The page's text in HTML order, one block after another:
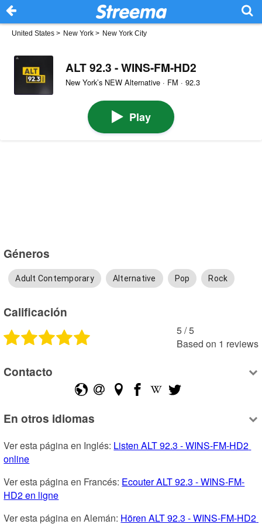
United States > New York > New York City
ALT 92.3 - WINS-FM-HD2
New York’s NEW Alternative · FM · 92.3
Play
Géneros
Adult Contemporary Alternative Pop Rock
Calificación
5 /5
Based on 1 reviews
Contacto
En otros idiomas
Ver esta página en Inglés: Listen ALT 92.3 - WINS-FM-HD2
online
Ver esta página en Francés: Ecouter ALT 92.3 - WINS-FM-
HD2 en ligne
Ver esta página en Alemán: Hören ALT 92.3 - WINS-FM-HD2